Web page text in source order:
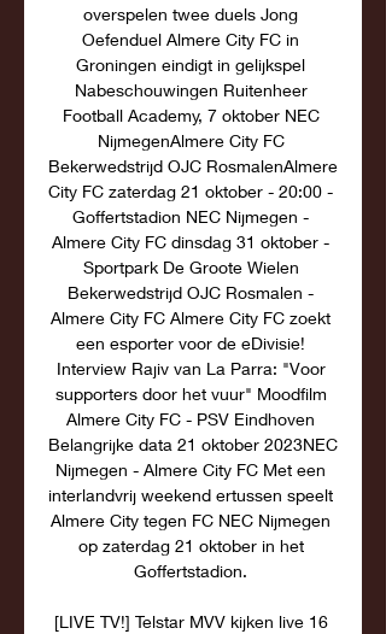
overspelen twee duels Jong
Oefenduel Almere City FC in
Groningen eindigt in gelijkspel
Nabeschouwingen Ruitenheer
Football Academy, 7 oktober NEC
NijmegenAlmere City FC
Bekerwedstrijd OJC RosmalenAlmere
City FC zaterdag 21 oktober - 20:00 -
Goffertstadion NEC Nijmegen -
Almere City FC dinsdag 31 oktober -
Sportpark De Groote Wielen
Bekerwedstrijd OJC Rosmalen -
Almere City FC Almere City FC zoekt
een esporter voor de eDivisie!
Interview Rajiv van La Parra: "Voor
supporters door het vuur" Moodfilm
Almere City FC - PSV Eindhoven
Belangrijke data 21 oktober 2023NEC
Nijmegen - Almere City FC Met een
interlandvrij weekend ertussen speelt
Almere City tegen FC NEC Nijmegen
op zaterdag 21 oktober in het
Goffertstadion.
[LIVE TV!] Telstar MVV kijken live 16